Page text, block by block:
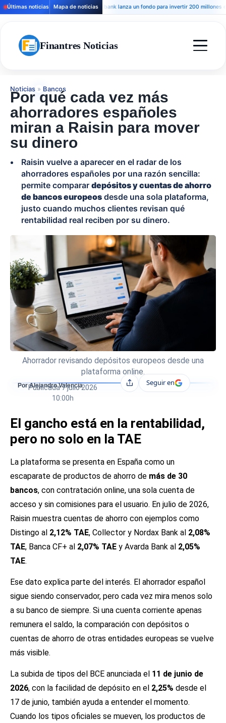
Últimas noticias Mapa de noticiasAndbank lanza un fondo para invertir 200 millones en
Finantres Noticias
Noticias » Bancos
Por qué cada vez más
ahorradores españoles
miran a Raisin para mover
su dinero
Raisin vuelve a aparecer en el radar de los
ahorradores españoles por una razón sencilla:
permite comparar depósitos y cuentas de ahorro
de bancos europeos desde una sola plataforma,
justo cuando muchos clientes revisan qué
rentabilidad real reciben por su dinero.
Ahorrador revisando depósitos europeos desde una
plataforma online.
Por Alejandro Valencia
Publicada7 julio 2026
10:00h
CompartirSeguir en
El gancho está en la rentabilidad,
pero no solo en la TAE
La plataforma se presenta en España como un
escaparate de productos de ahorro de más de 30
bancos, con contratación online, una sola cuenta de
acceso y sin comisiones para el usuario. En julio de 2026,
Raisin muestra cuentas de ahorro con ejemplos como
Distingo al 2,12% TAE, Collector y Nordax Bank al 2,08%
TAE, Banca CF+ al 2,07% TAE y Avarda Bank al 2,05%
TAE.
Ese dato explica parte del interés. El ahorrador español
sigue siendo conservador, pero cada vez mira menos solo
a su banco de siempre. Si una cuenta corriente apenas
remunera el saldo, la comparación con depósitos o
cuentas de ahorro de otras entidades europeas se vuelve
más visible.
La subida de tipos del BCE anunciada el 11 de junio de
2026, con la facilidad de depósito en el 2,25% desde el
17 de junio, también ayuda a entender el momento.
Cuando los tipos oficiales se mueven, los productos de